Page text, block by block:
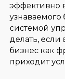
17 AIG
18 Алем
19 Miss Korea
эффективно
узнаваемого
системой
делать, если
бизнес как
приходит